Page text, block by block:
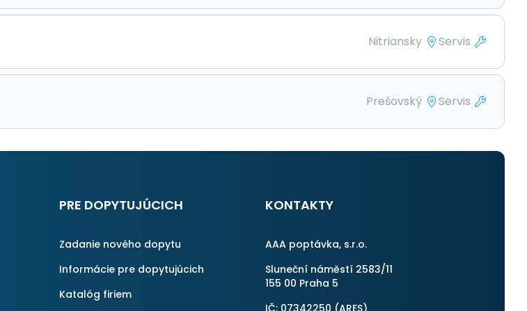
Nitriansky Servis
Prešovský Servis
PRE DOPYTUJÚCICH
Zadanie nového dopytu
Informácie pre dopytujúcich
Katalóg firiem
KONTAKTY
AAA poptávka, s.r.o.
Sluneční náměstí 2583/11
155 00 Praha 5
IČ: 07342250 (ARES)